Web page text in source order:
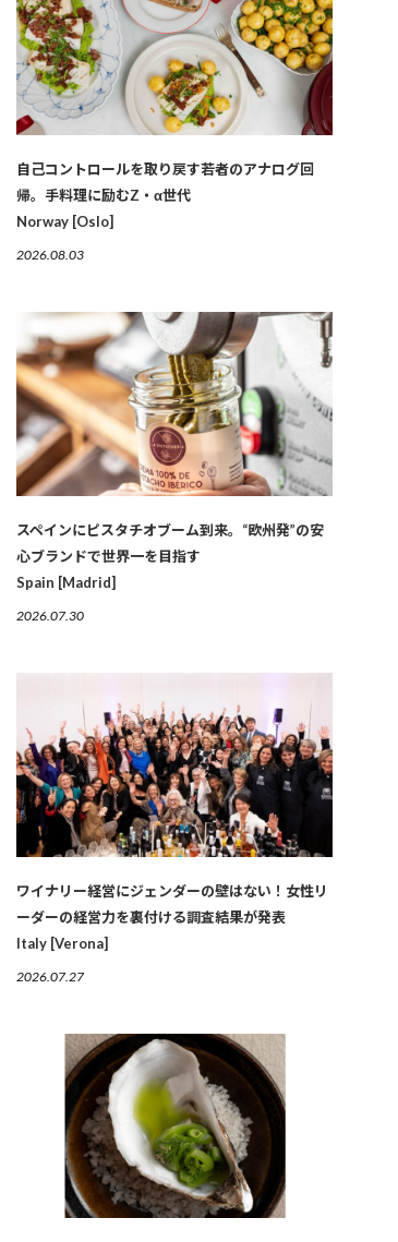
自己コントロールを取り戻す若者のアナログ回
帰。手料理に励むZ・α世代
Norway [Oslo]
2026.08.03
スペインにピスタチオブーム到来。“欧州発”の安
心ブランドで世界一を目指す
Spain [Madrid]
2026.07.30
ワイナリー経営にジェンダーの壁はない！女性リ
ーダーの経営力を裏付ける調査結果が発表
Italy [Verona]
2026.07.27